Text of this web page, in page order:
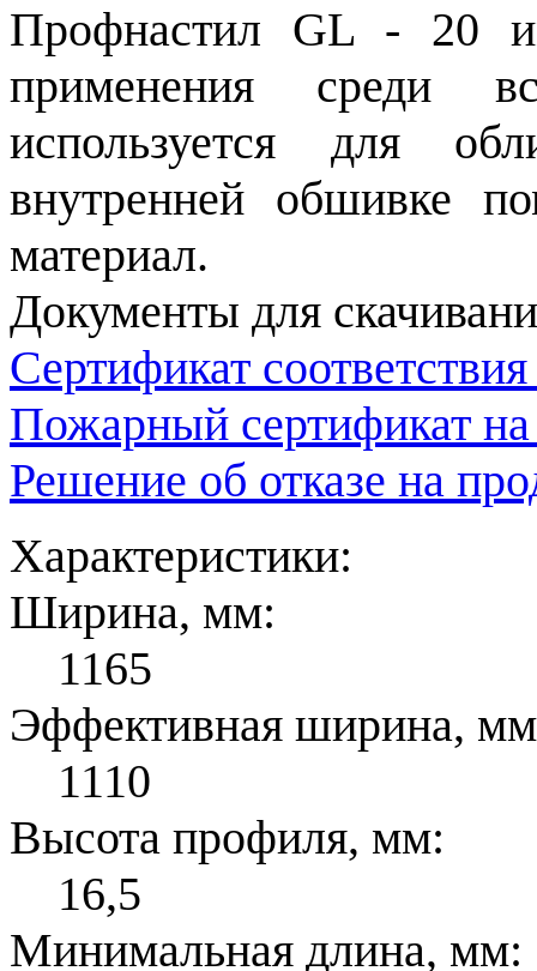
Профнастил GL - 20
применения среди
используется для
внутренней обшивке
материал.
Документы для
Сертификат
Пожарный сертификат
Решение об отказе на
Характеристики:
Ширина, мм:
1165
Эффективная ширина,
1110
Высота профиля, мм:
16,5
Минимальная длина, мм: